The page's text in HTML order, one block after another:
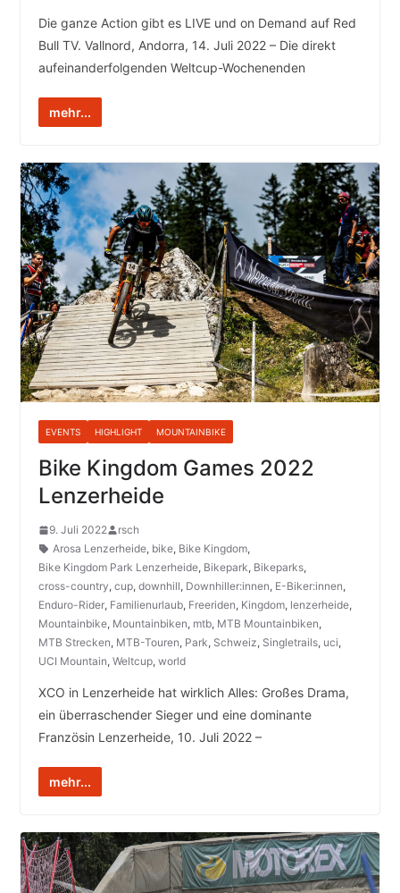
Die ganze Action gibt es LIVE und on Demand auf Red
Bull TV. Vallnord, Andorra, 14. Juli 2022 – Die direkt
aufeinanderfolgenden Weltcup-Wochenenden
mehr...
EVENTS HIGHLIGHT MOUNTAINBIKE
Bike Kingdom Games 2022
Lenzerheide
9. Juli 2022
rsch
Arosa Lenzerheide, bike, Bike Kingdom,
Bike Kingdom Park Lenzerheide, Bikepark, Bikeparks,
cross-country, cup, downhill, Downhiller:innen, E-Biker:innen,
Enduro-Rider, Familienurlaub, Freeriden, Kingdom, lenzerheide,
Mountainbike, Mountainbiken, mtb, MTB Mountainbiken,
MTB Strecken, MTB-Touren, Park, Schweiz, Singletrails, uci,
UCI Mountain, Weltcup, world
XCO in Lenzerheide hat wirklich Alles: Großes Drama,
ein überraschender Sieger und eine dominante
Französin Lenzerheide, 10. Juli 2022 –
mehr...